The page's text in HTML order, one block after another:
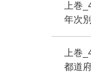
上巻
年次
上巻
都道